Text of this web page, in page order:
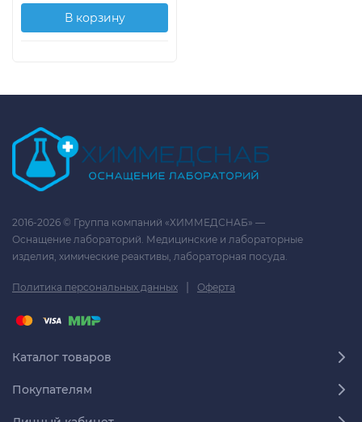
В корзину
2016-2026 © Группа компаний «ХИММЕДСНАБ» —
Оснащение лабораторий. Медицинские и лабораторные
изделия, химические реактивы, лабораторная посуда.
Политика персональных данных | Оферта
Каталог товаров
Покупателям